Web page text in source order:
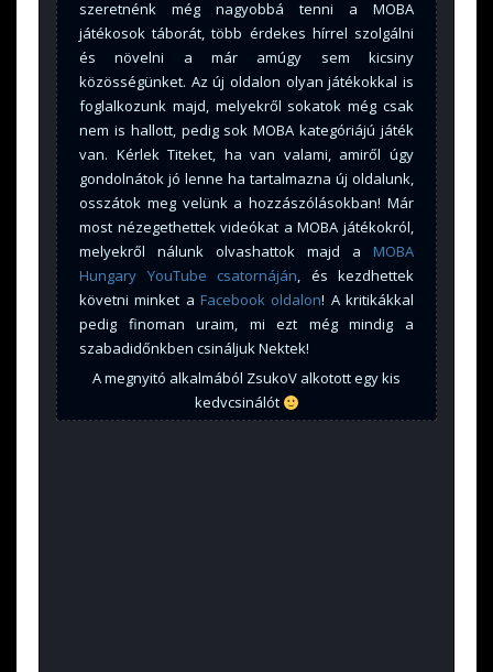
szeretnénk még nagyobbá tenni a MOBA
játékosok táborát, több érdekes hírrel szolgálni
és növelni a már amúgy sem kicsiny
közösségünket. Az új oldalon olyan játékokkal is
foglalkozunk majd, melyekről sokatok még csak
nem is hallott, pedig sok MOBA kategóriájú játék
van. Kérlek Titeket, ha van valami, amiről úgy
gondolnátok jó lenne ha tartalmazna új oldalunk,
osszátok meg velünk a hozzászólásokban! Már
most nézegethettek videókat a MOBA játékokról,
melyekről nálunk olvashattok majd a MOBA
Hungary YouTube csatornáján, és kezdhettek
követni minket a Facebook oldalon! A kritikákkal
pedig finoman uraim, mi ezt még mindig a
szabadidőnkben csináljuk Nektek!
A megnyitó alkalmából ZsukoV alkotott egy kis
kedvcsinálót